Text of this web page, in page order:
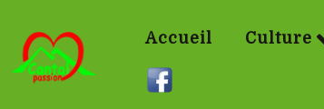
Accueil Culture